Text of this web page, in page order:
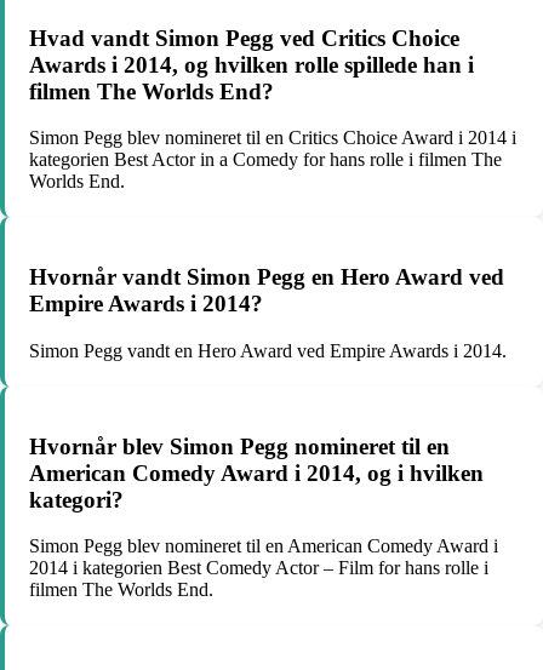
Hvad vandt Simon Pegg ved Critics Choice
Awards i 2014, og hvilken rolle spillede han i
filmen The Worlds End?
Simon Pegg blev nomineret til en Critics Choice Award i 2014 i
kategorien Best Actor in a Comedy for hans rolle i filmen The
Worlds End.
Hvornår vandt Simon Pegg en Hero Award ved
Empire Awards i 2014?
Simon Pegg vandt en Hero Award ved Empire Awards i 2014.
Hvornår blev Simon Pegg nomineret til en
American Comedy Award i 2014, og i hvilken
kategori?
Simon Pegg blev nomineret til en American Comedy Award i
2014 i kategorien Best Comedy Actor – Film for hans rolle i
filmen The Worlds End.